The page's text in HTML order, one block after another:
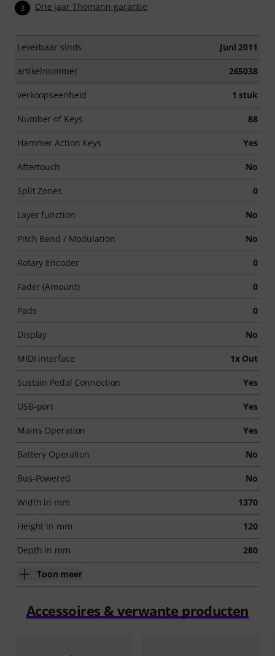
3 Drie jaar Thomann garantie
Leverbaar sinds Juni 2011
artikelnummer 265038
verkoopseenheid 1 stuk
Number of Keys 88
Hammer Action Keys Yes
Aftertouch No
Split Zones 0
Layer function No
Pitch Bend / Modulation No
Rotary Encoder 0
Fader (Amount) 0
Pads 0
Display No
MIDI interface 1x Out
Sustain Pedal Connection Yes
USB-port Yes
Mains Operation Yes
Battery Operation No
Bus-Powered No
Width in mm 1370
Height in mm 120
Depth in mm 280
Toon meer
Accessoires & verwante producten